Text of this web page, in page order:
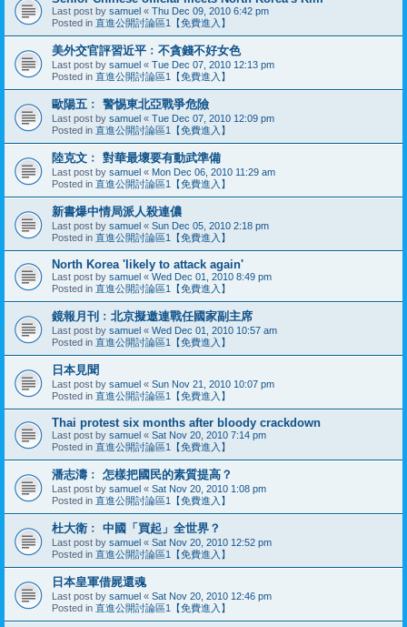
Last post by samuel « Thu Dec 09, 2010 6:42 pm
Posted in 直進公開討論區1【免費進入】
美外交官評習近平﹕不貪錢不好女色
Last post by samuel « Tue Dec 07, 2010 12:13 pm
Posted in 直進公開討論區1【免費進入】
歐陽五﹕ 警惕東北亞戰爭危險
Last post by samuel « Tue Dec 07, 2010 12:09 pm
Posted in 直進公開討論區1【免費進入】
陸克文﹕ 對華最壞要有動武準備
Last post by samuel « Mon Dec 06, 2010 11:29 am
Posted in 直進公開討論區1【免費進入】
新書爆中情局派人殺連儂
Last post by samuel « Sun Dec 05, 2010 2:18 pm
Posted in 直進公開討論區1【免費進入】
North Korea 'likely to attack again'
Last post by samuel « Wed Dec 01, 2010 8:49 pm
Posted in 直進公開討論區1【免費進入】
鏡報月刊﹕北京擬邀連戰任國家副主席
Last post by samuel « Wed Dec 01, 2010 10:57 am
Posted in 直進公開討論區1【免費進入】
日本見聞
Last post by samuel « Sun Nov 21, 2010 10:07 pm
Posted in 直進公開討論區1【免費進入】
Thai protest six months after bloody crackdown
Last post by samuel « Sat Nov 20, 2010 7:14 pm
Posted in 直進公開討論區1【免費進入】
潘志濤﹕ 怎樣把國民的素質提高？
Last post by samuel « Sat Nov 20, 2010 1:08 pm
Posted in 直進公開討論區1【免費進入】
杜大衛﹕ 中國「買起」全世界？
Last post by samuel « Sat Nov 20, 2010 12:52 pm
Posted in 直進公開討論區1【免費進入】
日本皇軍借屍還魂
Last post by samuel « Sat Nov 20, 2010 12:46 pm
Posted in 直進公開討論區1【免費進入】